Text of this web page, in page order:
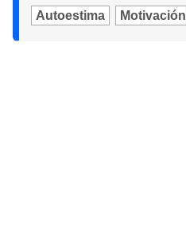
Autoestima Motivación